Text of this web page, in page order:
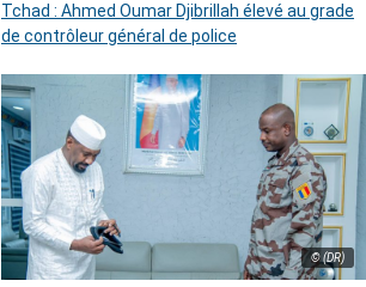
Tchad : Ahmed Oumar Djibrillah élevé au grade
de contrôleur général de police
© (DR)